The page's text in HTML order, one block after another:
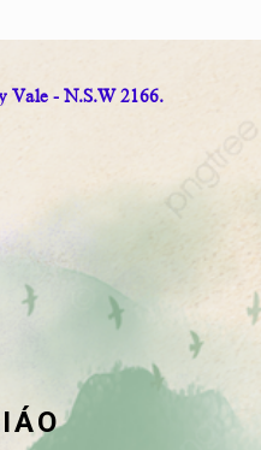
Vale - N.S.W 2166.